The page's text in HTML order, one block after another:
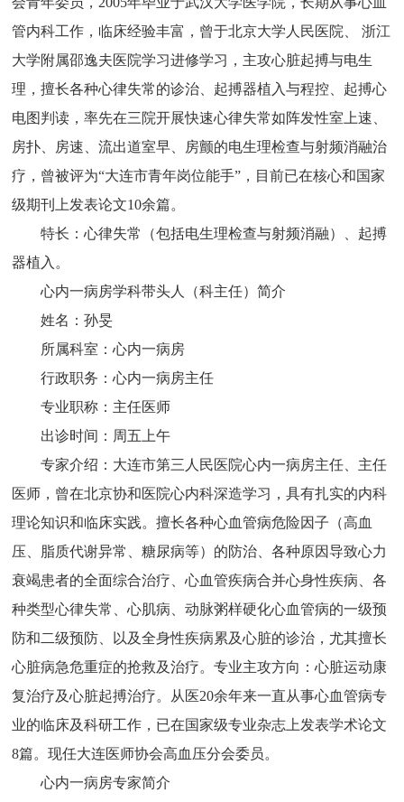
管内科工作，临床经验丰富，曾于北京大学人民医院、 浙江
大学附属邵逸夫医院学习进修学习，主攻心脏起搏与电生
理，擅长各种心律失常的诊治、起搏器植入与程控、起搏心
电图判读，率先在三院开展快速心律失常如阵发性室上速、
房扑、房速、流出道室早、房颤的电生理检查与射频消融治
疗，曾被评为“大连市青年岗位能手”，目前已在核心和国家
级期刊上发表论文10余篇。
特长：心律失常（包括电生理检查与射频消融）、起搏
器植入。
心内一病房学科带头人（科主任）简介
姓名：孙旻
所属科室：心内一病房
行政职务：心内一病房主任
专业职称：主任医师
出诊时间：周五上午
专家介绍：大连市第三人民医院心内一病房主任、主任
医师，曾在北京协和医院心内科深造学习，具有扎实的内科
理论知识和临床实践。擅长各种心血管病危险因子（高血
压、脂质代谢异常、糖尿病等）的防治、各种原因导致心力
衰竭患者的全面综合治疗、心血管疾病合并心身性疾病、各
种类型心律失常、心肌病、动脉粥样硬化心血管病的一级预
防和二级预防、以及全身性疾病累及心脏的诊治，尤其擅长
心脏病急危重症的抢救及治疗。专业主攻方向：心脏运动康
复治疗及心脏起搏治疗。从医20余年来一直从事心血管病专
业的临床及科研工作，已在国家级专业杂志上发表学术论文
8篇。现任大连医师协会高血压分会委员。
心内一病房专家简介